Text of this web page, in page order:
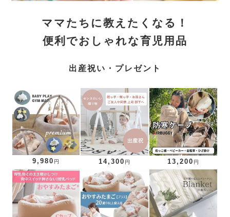
ママたちに教えたくなる！
便利でおしゃれな育児用品
出産祝い・プレゼント
9,980 円 14,300 円 13,200 円